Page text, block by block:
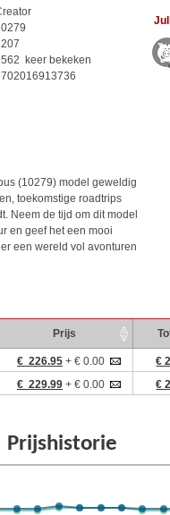
keer bekeken
(10279) model geweldig
toekomstige roadtrips
Neem de tijd om dit model
en geef het een mooi
een wereld vol avonturen
Prijs
€ 226.95 + € 0.00
€
€ 229.99 + € 0.00 €